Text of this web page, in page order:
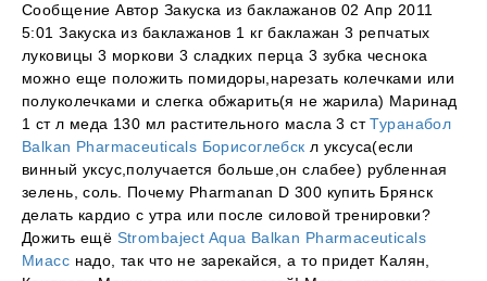
Сообщение Автор Закуска из баклажанов 02 Апр 2011
5:01 Закуска из баклажанов 1 кг баклажан 3 репчатых
луковицы 3 моркови 3 сладких перца 3 зубка чеснока
можно еще положить помидоры,нарезать колечками или
полуколечками и слегка обжарить(я не жарила) Маринад
1 ст л меда 130 мл растительного масла 3 стТуранабол
Balkan Pharmaceuticals Борисоглебск л уксуса(если
винный уксус,получается больше,он слабее) рубленная
зелень, соль. Почему Pharmanan D 300 купить Брянск
делать кардио с утра или после силовой тренировки?
Дожить ещё Strombaject Aqua Balkan Pharmaceuticals
Миасс надо, так что не зарекайся, а то придет Калян,